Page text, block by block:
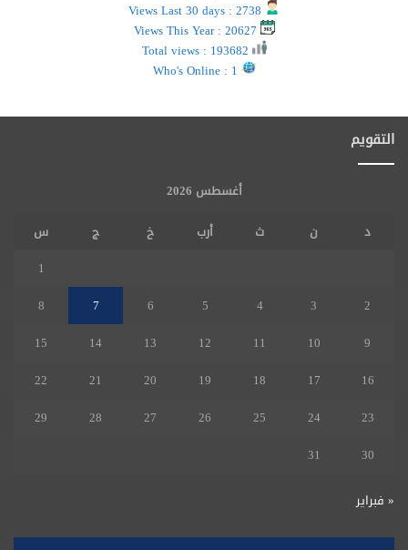
التقويم
أغسطس 2026
د
ن ث أرب خ ج
س
1
2
3
4
5
6
7
8
9
10
11
12
13
14
15
16
17
18
19
20
21
22
23
24
25
26
27
28
29
30
31
« فبراير